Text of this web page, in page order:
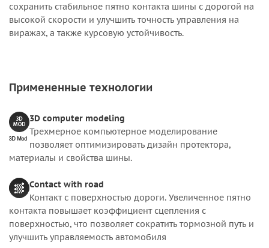
сохранить стабильное пятно контакта шины с дорогой на
высокой скорости и улучшить точность управления на
виражах, а также курсовую устойчивость.
Примененные технологии
3D computer modeling
Трехмерное компьютерное моделирование
позволяет оптимизировать дизайн протектора,
материалы и свойства шины.
Contact with road
Контакт с поверхностью дороги. Увеличенное пятно
контакта повышает коэффициент сцепления с
поверхностью, что позволяет сократить тормозной путь и
улучшить управляемость автомобиля